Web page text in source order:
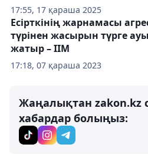
17:55, 17 қараша 2025
17:18, 07 қараша 2023
Есірткінің жарнамасы
түрінен жасырын түрге
жатыр – ІІМ
Жаңалықтан zakon.kz
хабардар болыңыз: